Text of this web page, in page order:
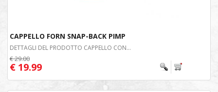
CAPPELLO FORN SNAP-BACK PIMP
DETTAGLI DEL PRODOTTO CAPPELLO CON...
€ 29.00
€ 19.99